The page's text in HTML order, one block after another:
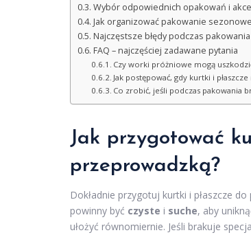
Wybór odpowiednich opakowań i
Jak organizować pakowanie
Najczęstsze błędy podczas
FAQ – najczęściej zadawane pytania
Czy worki próżniowe mogą
Jak postępować, gdy kurtki i
Co zrobić, jeśli podczas pakowania
Jak przygotować
przeprowadzką?
Dokładnie przygotuj kurtki i płaszcze
powinny być czyste i suche, aby
ułożyć równomiernie. Jeśli brakuje